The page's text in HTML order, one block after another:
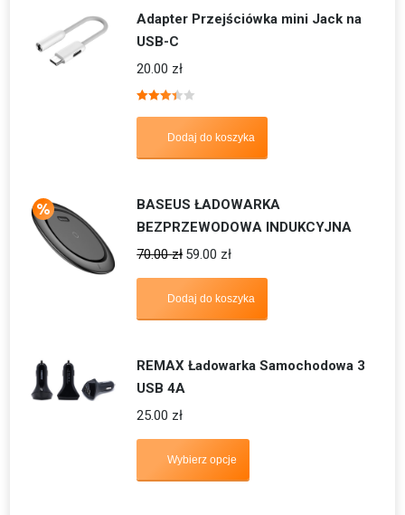
Adapter Przejściówka mini Jack na
USB-C
20.00 zł
Dodaj do koszyka
BASEUS ŁADOWARKA
BEZPRZEWODOWA INDUKCYJNA
70.00zł 59.00 zł
Dodaj do koszyka
REMAX Ładowarka Samochodowa 3
USB 4A
25.00 zł
Wybierz opcje